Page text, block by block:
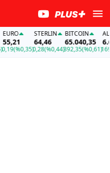
(%0,35)
STERLIN
64,46
0,28(%0,44)
BITCOIN
65.040,35
392,35(%0,61)
ALTIN
169,99